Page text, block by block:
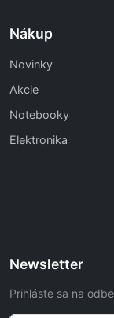
Nákup
Novinky
Akcie
Notebooky
Elektronika
Newsletter
Prihláste sa na